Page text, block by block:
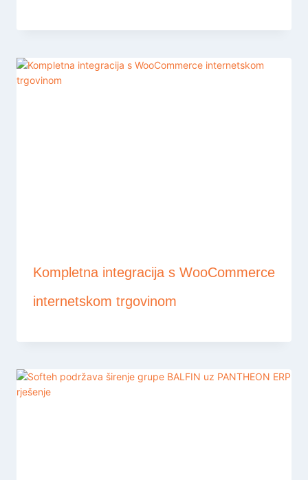
Kompletna integracija s WooCommerce
internetskom trgovinom